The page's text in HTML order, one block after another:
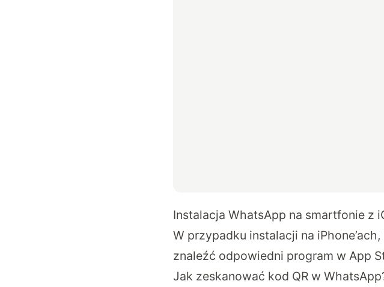
Instalacja WhatsApp na smartfonie z
W przypadku instalacji na
znaleźć odpowiedni program w App
Jak zeskanować kod QR w